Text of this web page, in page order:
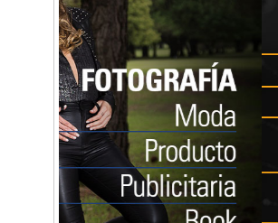
un asesoramiento integral para
seguridad"
Música, teatro, yoga, danza y
Conocé todos los talleres para
disfrutar en la Zona Oeste